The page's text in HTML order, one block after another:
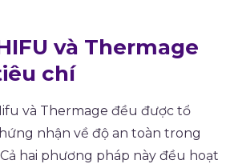
và Thermage
chí
và Thermage đều được tổ
nhận về độ an toàn trong
hai phương pháp này đều hoạt